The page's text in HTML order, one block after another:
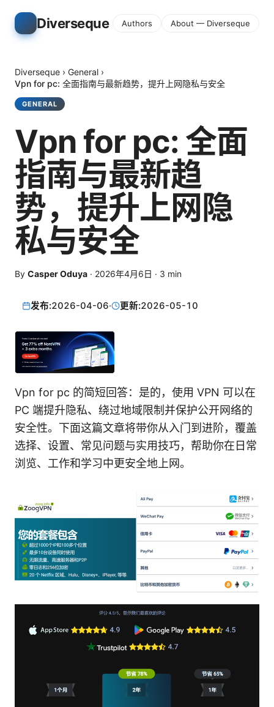
Diverseque Authors About — Diverseque
Diverseque › General ›
Vpn for pc: 全面指南与最新趋势，提升上网隐私与安全
GENERAL
Vpn for pc: 全面
指南与最新趋
势，提升上网隐
私与安全
By Casper Oduya · 2026年4月6日 · 3 min
发布:2026-04-06· 更新:2026-05-10
Vpn for pc 的简短回答：是的，使用 VPN 可以在
PC 端提升隐私、绕过地域限制并保护公开网络的
安全性。下面这篇文章将带你从入门到进阶，覆盖
选择、设置、常见问题与实用技巧，帮助你在日常
浏览、工作和学习中更安全地上网。